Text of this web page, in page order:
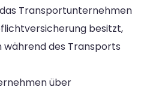
Transportunternehmen
besitzt,
während des Transports
über